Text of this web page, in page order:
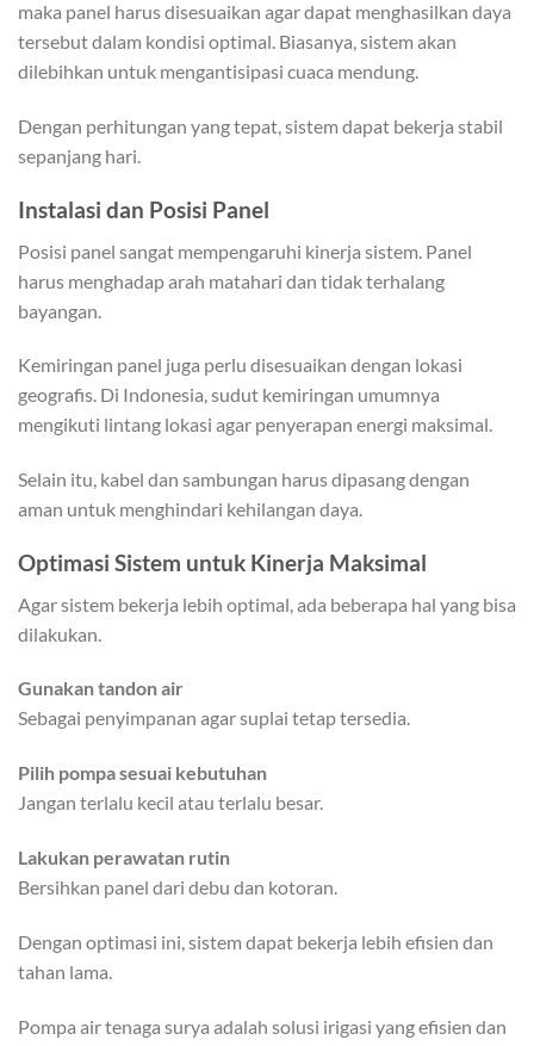
maka panel harus disesuaikan agar dapat menghasilkan daya
tersebut dalam kondisi optimal. Biasanya, sistem akan
dilebihkan untuk mengantisipasi cuaca mendung.
Dengan perhitungan yang tepat, sistem dapat bekerja stabil
sepanjang hari.
Instalasi dan Posisi Panel
Posisi panel sangat mempengaruhi kinerja sistem. Panel
harus menghadap arah matahari dan tidak terhalang
bayangan.
Kemiringan panel juga perlu disesuaikan dengan lokasi
geografis. Di Indonesia, sudut kemiringan umumnya
mengikuti lintang lokasi agar penyerapan energi maksimal.
Selain itu, kabel dan sambungan harus dipasang dengan
aman untuk menghindari kehilangan daya.
Optimasi Sistem untuk Kinerja Maksimal
Agar sistem bekerja lebih optimal, ada beberapa hal yang bisa
dilakukan.
Gunakan tandon air
Sebagai penyimpanan agar suplai tetap tersedia.
Pilih pompa sesuai kebutuhan
Jangan terlalu kecil atau terlalu besar.
Lakukan perawatan rutin
Bersihkan panel dari debu dan kotoran.
Dengan optimasi ini, sistem dapat bekerja lebih efisien dan
tahan lama.
Pompa air tenaga surya adalah solusi irigasi yang efisien dan